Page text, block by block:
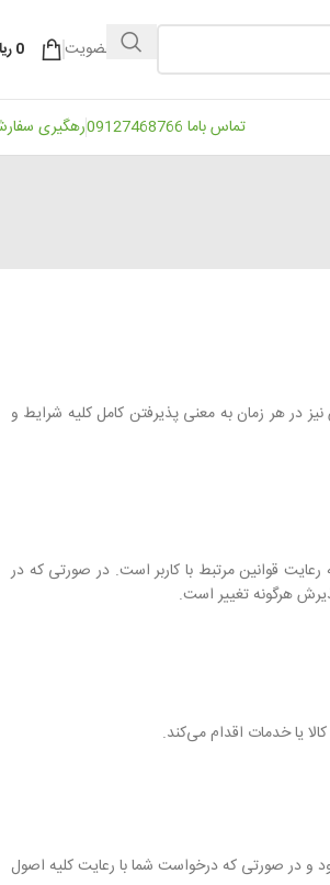
ورود / عضویت 0
تماس باما 09127468766 رهگیری
در هر زمان به معنی پذیرفتن کامل کلیه شرایط و
قوانین مرتبط با کاربر است. در صورتی که در
هرگونه تغییر است.
یا خدمات اقدام می‌کند.
و در صورتی که درخواست شما با رعایت کلیه اصول